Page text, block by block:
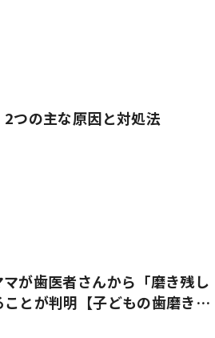
2つの主な原因と対処法
が歯医者さんから「磨き残し
とが判明【子どもの歯磨き実